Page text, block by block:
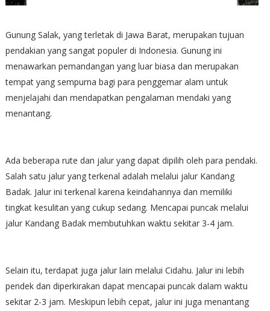
Gunung Salak, yang terletak di Jawa Barat, merupakan tujuan
pendakian yang sangat populer di Indonesia. Gunung ini
menawarkan pemandangan yang luar biasa dan merupakan
tempat yang sempurna bagi para penggemar alam untuk
menjelajahi dan mendapatkan pengalaman mendaki yang
menantang.
Ada beberapa rute dan jalur yang dapat dipilih oleh para pendaki.
Salah satu jalur yang terkenal adalah melalui jalur Kandang
Badak. Jalur ini terkenal karena keindahannya dan memiliki
tingkat kesulitan yang cukup sedang. Mencapai puncak melalui
jalur Kandang Badak membutuhkan waktu sekitar 3-4 jam.
Selain itu, terdapat juga jalur lain melalui Cidahu. Jalur ini lebih
pendek dan diperkirakan dapat mencapai puncak dalam waktu
sekitar 2-3 jam. Meskipun lebih cepat, jalur ini juga menantang